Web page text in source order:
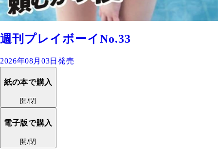
週刊プレイボーイNo.33
2026年08月03日発売
紙の本で購入
開/閉
電子版で購入
開/閉